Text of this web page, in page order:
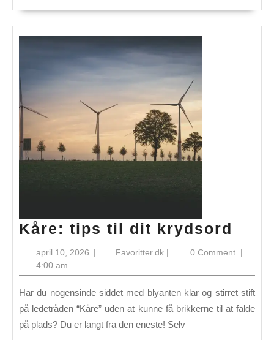
Kåre: tips til dit krydsord
tips
april 10, 2026april
2026
| Favoritter.dkFavoritter.dk
| 0 Comment |
4:00 am
Har du nogensinde siddet med blyanten klar og stirret stift
på ledetråden “Kåre” uden at kunne få brikkerne til at falde
på plads? Du er langt fra den eneste! Selv